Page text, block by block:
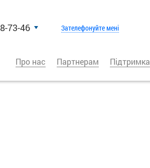
73-46 Зателефонуйте мені
Про нас Партнерам Підтримка